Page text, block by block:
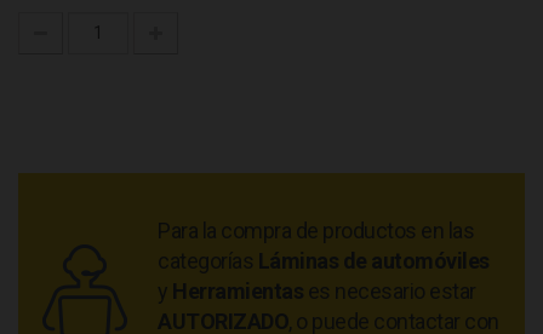
Para la compra de productos en las
categorías Láminas de automóviles
y Herramientas es necesario estar
AUTORIZADO, o puede contactar con